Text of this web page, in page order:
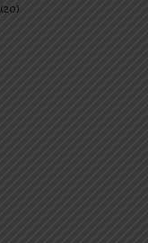
(20)